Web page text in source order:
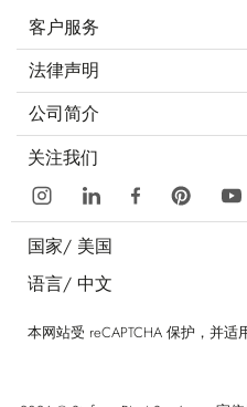
客户服务
法律声明
公司简介
关注我们
国家/ 美国
语言/ 中文
本网站受 reCAPTCHA 保护，并适